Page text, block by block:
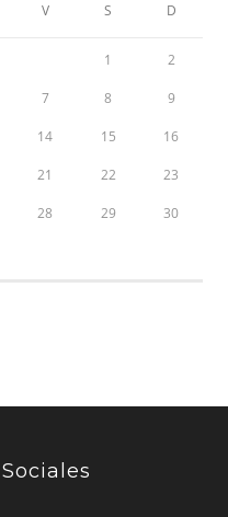
V S D
1 2
7 8 9
14 15 16
21 22 23
28 29 30